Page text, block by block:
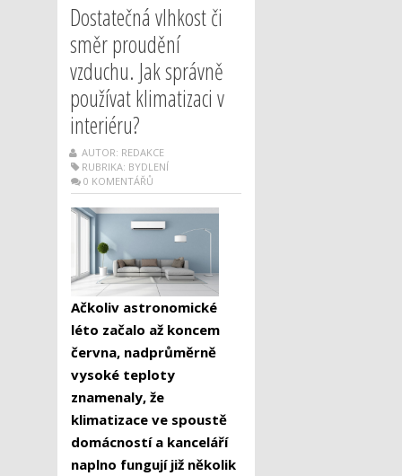
Dostatečná vlhkost či
směr proudění
vzduchu. Jak správně
používat klimatizaci v
interiéru?
AUTOR: REDAKCE
RUBRIKA: BYDLENÍ
0 KOMENTÁŘŮ
Ačkoliv astronomické
léto začalo až koncem
června, nadprůměrně
vysoké teploty
znamenaly, že
klimatizace ve spoustě
domácností a kanceláří
naplno fungují již několik